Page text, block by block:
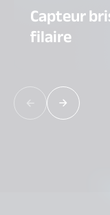
Capteur
filaire